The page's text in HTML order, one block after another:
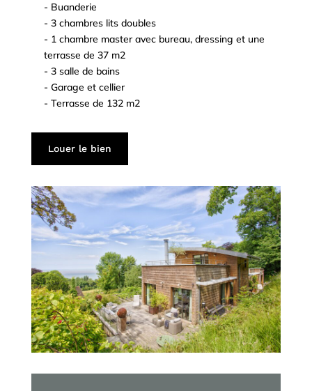
- Buanderie
- 3 chambres lits doubles
- 1 chambre master avec bureau, dressing et une
terrasse de 37 m2
- 3 salle de bains
- Garage et cellier
- Terrasse de 132 m2
Louer le bien